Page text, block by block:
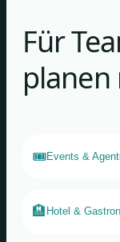
Für
planen
🎟️Events &
🏨 Hotel &